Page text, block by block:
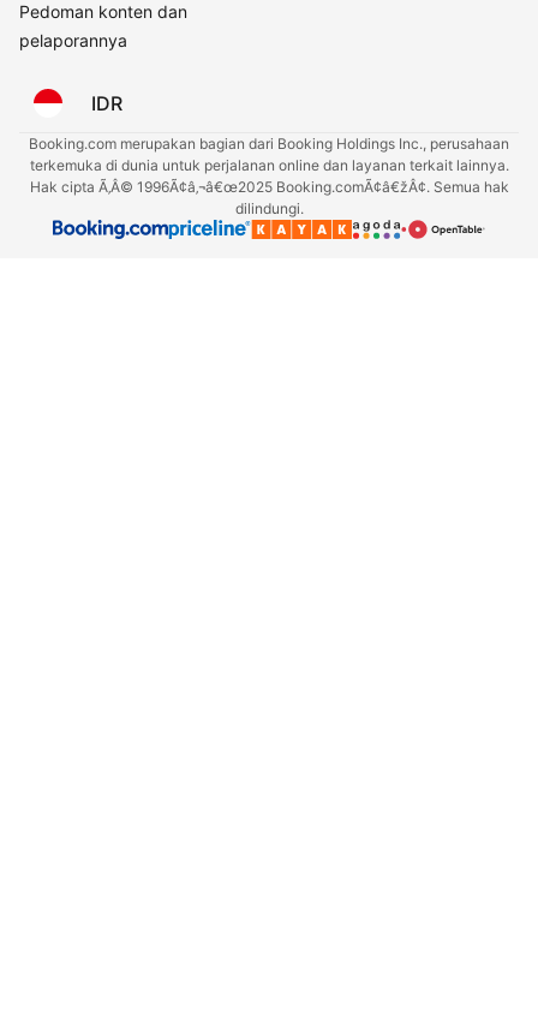
Pedoman konten dan
pelaporannya
IDR
Booking.com merupakan bagian dari Booking Holdings Inc., perusahaan
terkemuka di dunia untuk perjalanan online dan layanan terkait lainnya.
Hak cipta Ã‚Â© 1996Ã¢â‚¬â€œ2025 Booking.comÃ¢â€žÂ¢. Semua hak
dilindungi.